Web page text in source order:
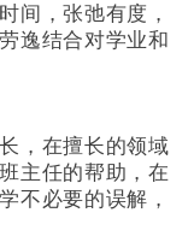
间，张弛有度，
逸结合对学业和
，在擅长的领域
主任的帮助，在
不必要的误解，